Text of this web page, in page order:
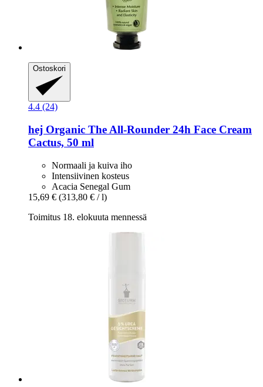
Ostoskori
4.4 (24)
hej Organic The All-​Rounder 24h Face Cream
Cactus, 50 ml
Normaali ja kuiva iho
Intensiivinen kosteus
Acacia Senegal Gum
15,69 € (313,80 € / l)
Toimitus 18. elokuuta mennessä